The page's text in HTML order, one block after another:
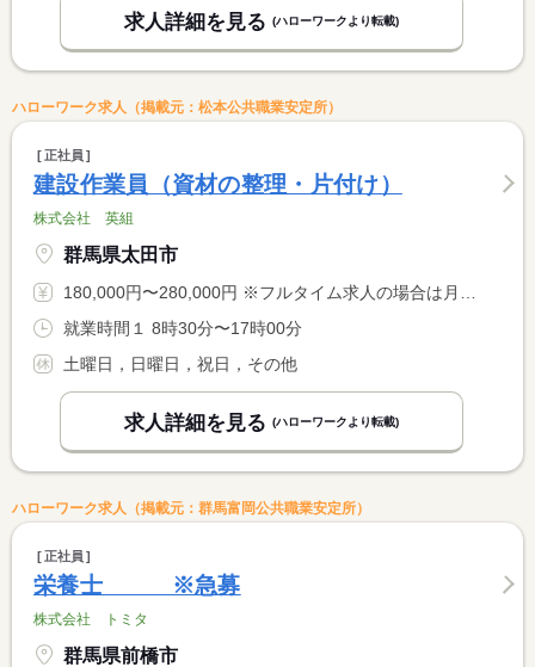
求人詳細を見る (ハローワークより転載)
ハローワーク求人（掲載元：松本公共職業安定所）
正社員
建設作業員（資材の整理・片付け）
株式会社 英組
群馬県太田市
180,000円〜280,000円 ※フルタイム求人の場合は月額（換算額）、パート求人の場合は時間額を表示しています。
就業時間１ 8時30分〜17時00分
土曜日，日曜日，祝日，その他
求人詳細を見る (ハローワークより転載)
ハローワーク求人（掲載元：群馬富岡公共職業安定所）
正社員
栄養士 ※急募
株式会社 トミタ
群馬県前橋市